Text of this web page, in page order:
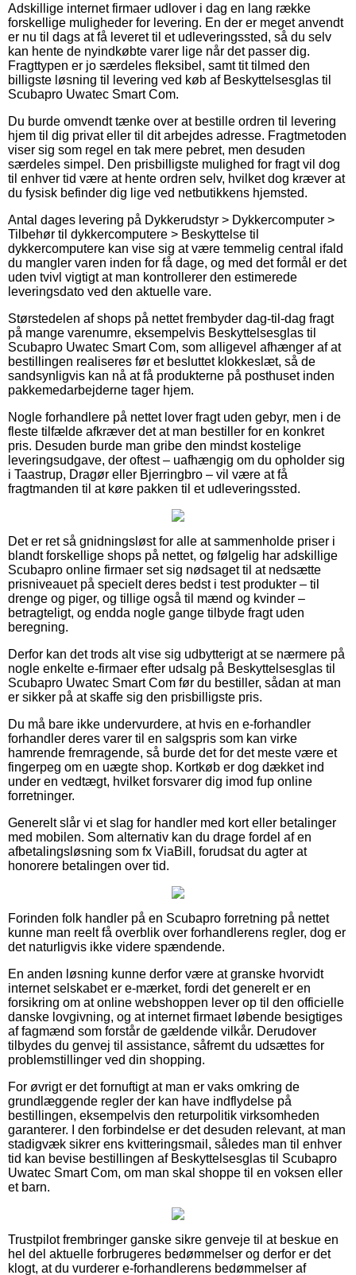
Adskillige internet firmaer udlover i dag en lang række
forskellige muligheder for levering. En der er meget anvendt
er nu til dags at få leveret til et udleveringssted, så du selv
kan hente de nyindkøbte varer lige når det passer dig.
Fragttypen er jo særdeles fleksibel, samt tit tilmed den
billigste løsning til levering ved køb af Beskyttelsesglas til
Scubapro Uwatec Smart Com.
Du burde omvendt tænke over at bestille ordren til levering
hjem til dig privat eller til dit arbejdes adresse. Fragtmetoden
viser sig som regel en tak mere pebret, men desuden
særdeles simpel. Den prisbilligste mulighed for fragt vil dog
til enhver tid være at hente ordren selv, hvilket dog kræver at
du fysisk befinder dig lige ved netbutikkens hjemsted.
Antal dages levering på Dykkerudstyr > Dykkercomputer >
Tilbehør til dykkercomputere > Beskyttelse til
dykkercomputere kan vise sig at være temmelig central ifald
du mangler varen inden for få dage, og med det formål er det
uden tvivl vigtigt at man kontrollerer den estimerede
leveringsdato ved den aktuelle vare.
Størstedelen af shops på nettet frembyder dag-til-dag fragt
på mange varenumre, eksempelvis Beskyttelsesglas til
Scubapro Uwatec Smart Com, som alligevel afhænger af at
bestillingen realiseres før et besluttet klokkeslæt, så de
sandsynligvis kan nå at få produkterne på posthuset inden
pakkemedarbejderne tager hjem.
Nogle forhandlere på nettet lover fragt uden gebyr, men i de
fleste tilfælde afkræver det at man bestiller for en konkret
pris. Desuden burde man gribe den mindst kostelige
leveringsudgave, der oftest – uafhængig om du opholder sig
i Taastrup, Dragør eller Bjerringbro – vil være at få
fragtmanden til at køre pakken til et udleveringssted.
Det er ret så gnidningsløst for alle at sammenholde priser i
blandt forskellige shops på nettet, og følgelig har adskillige
Scubapro online firmaer set sig nødsaget til at nedsætte
prisniveauet på specielt deres bedst i test produkter – til
drenge og piger, og tillige også til mænd og kvinder –
betragteligt, og endda nogle gange tilbyde fragt uden
beregning.
Derfor kan det trods alt vise sig udbytterigt at se nærmere på
nogle enkelte e-firmaer efter udsalg på Beskyttelsesglas til
Scubapro Uwatec Smart Com før du bestiller, sådan at man
er sikker på at skaffe sig den prisbilligste pris.
Du må bare ikke undervurdere, at hvis en e-forhandler
forhandler deres varer til en salgspris som kan virke
hamrende fremragende, så burde det for det meste være et
fingerpeg om en uægte shop. Kortkøb er dog dækket ind
under en vedtægt, hvilket forsvarer dig imod fup online
forretninger.
Generelt slår vi et slag for handler med kort eller betalinger
med mobilen. Som alternativ kan du drage fordel af en
afbetalingsløsning som fx ViaBill, forudsat du agter at
honorere betalingen over tid.
Forinden folk handler på en Scubapro forretning på nettet
kunne man reelt få overblik over forhandlerens regler, dog er
det naturligvis ikke videre spændende.
En anden løsning kunne derfor være at granske hvorvidt
internet selskabet er e-mærket, fordi det generelt er en
forsikring om at online webshoppen lever op til den officielle
danske lovgivning, og at internet firmaet løbende besigtiges
af fagmænd som forstår de gældende vilkår. Derudover
tilbydes du genvej til assistance, såfremt du udsættes for
problemstillinger ved din shopping.
For øvrigt er det fornuftigt at man er vaks omkring de
grundlæggende regler der kan have indflydelse på
bestillingen, eksempelvis den returpolitik virksomheden
garanterer. I den forbindelse er det desuden relevant, at man
stadigvæk sikrer ens kvitteringsmail, således man til enhver
tid kan bevise bestillingen af Beskyttelsesglas til Scubapro
Uwatec Smart Com, om man skal shoppe til en voksen eller
et barn.
Trustpilot frembringer ganske sikre genveje til at beskue en
hel del aktuelle forbrugeres bedømmelser og derfor er det
klogt, at du vurderer e-forhandlerens bedømmelser af